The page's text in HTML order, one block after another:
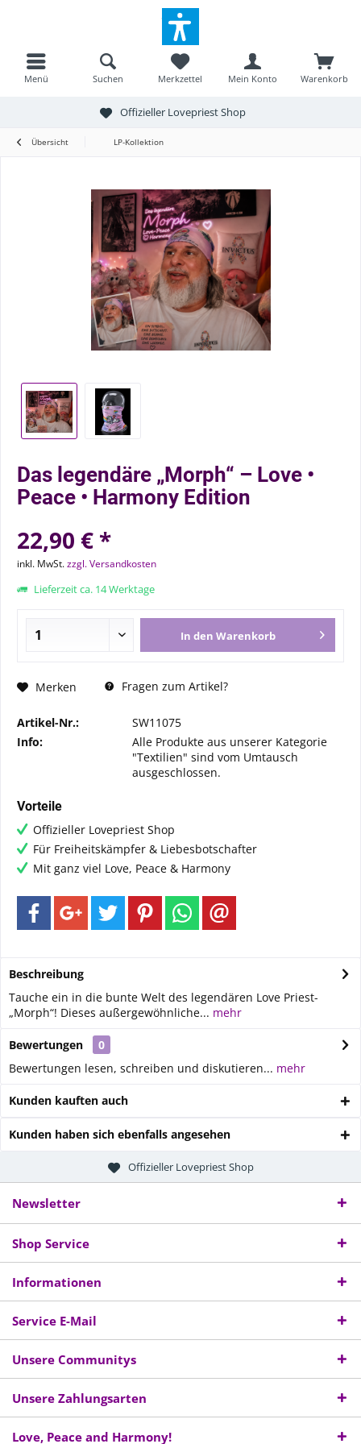
Menü Warenkorb
Merkzettel Mein Konto
Suchen
Offizieller Lovepriest Shop
Übersicht LP-Kollektion
Das legendäre „Morph“ – Love •
Peace • Harmony Edition
22,90 € *
inkl. MwSt.zzgl. Versandkosten
Lieferzeit ca. 14 Werktage
In den Warenkorb
Merken Fragen zum Artikel?
Artikel-Nr.:
SW11075
Info:
Alle Produkte aus unserer Kategorie
"Textilien" sind vom Umtausch
ausgeschlossen.
Vorteile
Offizieller Lovepriest Shop
Für Freiheitskämpfer & Liebesbotschafter
Mit ganz viel Love, Peace & Harmony
Beschreibung
Tauche ein in die bunte Welt des legendären Love Priest-
„Morph“! Dieses außergewöhnliche... mehr
Bewertungen
0
Bewertungen lesen, schreiben und diskutieren... mehr
Kunden kauften auch
Kunden haben sich ebenfalls angesehen
Offizieller Lovepriest Shop
Newsletter
Shop Service
Informationen
Service E-Mail
Unsere Communitys
Unsere Zahlungsarten
Love, Peace and Harmony!